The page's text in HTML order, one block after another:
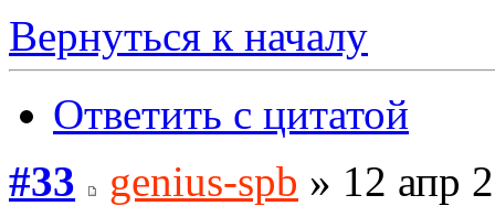
Вернуться к началу
Ответить с цитатой
#33
genius-spb » 12 апр